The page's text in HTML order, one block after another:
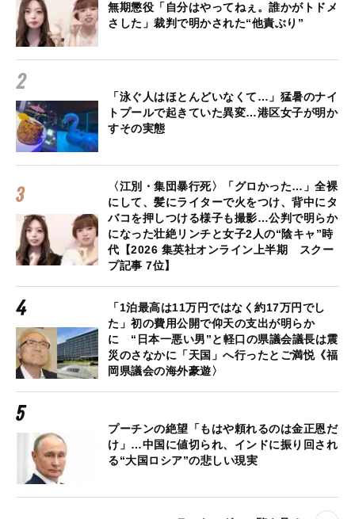
無期懲役「自分はやってねぇ。誰かがトドメ
さした」裁判で明かされた“他責ぶり”
「泳ぐ人はほとんどいなくて…」猛暑のナイ
トプールで起きていた異変…港区女子が明か
すその実態
〈江別・集団暴行死〉「グロかった…」全裸
にして、髪にライターで火をつけ、背中にタ
バコを押しつける様子も撮影…公判で明らか
になった壮絶リンチと女子2人の“陰キャ”時
代【2026 集英社オンライン上半期 スクー
プ記事 7位】
「1泊最高は11万円ではなく約17万円でし
た」初の費用公開で仰天の支出が明らか
に “日本一悪い男”と軽口の県議会議長は震
災のさなかに「天国」へ行ったとご満悦《福
岡県議会の海外豪遊〉
プーチンの絶望「もはや頼れるのは金正恩だ
け」…中国に値切られ、インドに振り回され
る“大国ロシア”の悲しい現実